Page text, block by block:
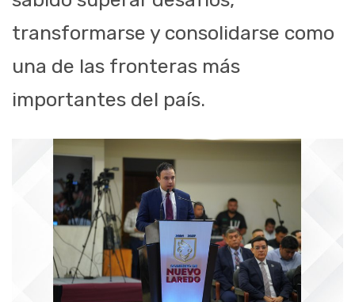
transformarse y consolidarse como
una de las fronteras más
importantes del país.